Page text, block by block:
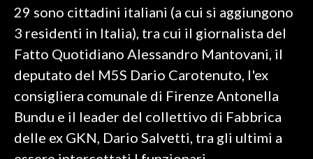
CULTURA
GOSSIP
SALUTE
SARDEGNA TURISMO
29 sono cittadini italiani (a cui si aggiungono
3 residenti in Italia), tra cui il giornalista del
Fatto Quotidiano Alessandro Mantovani, il
deputato del M5S Dario Carotenuto, l'ex
consigliera comunale di Firenze Antonella
Bundu e il leader del collettivo di Fabbrica
delle ex GKN, Dario Salvetti, tra gli ultimi a